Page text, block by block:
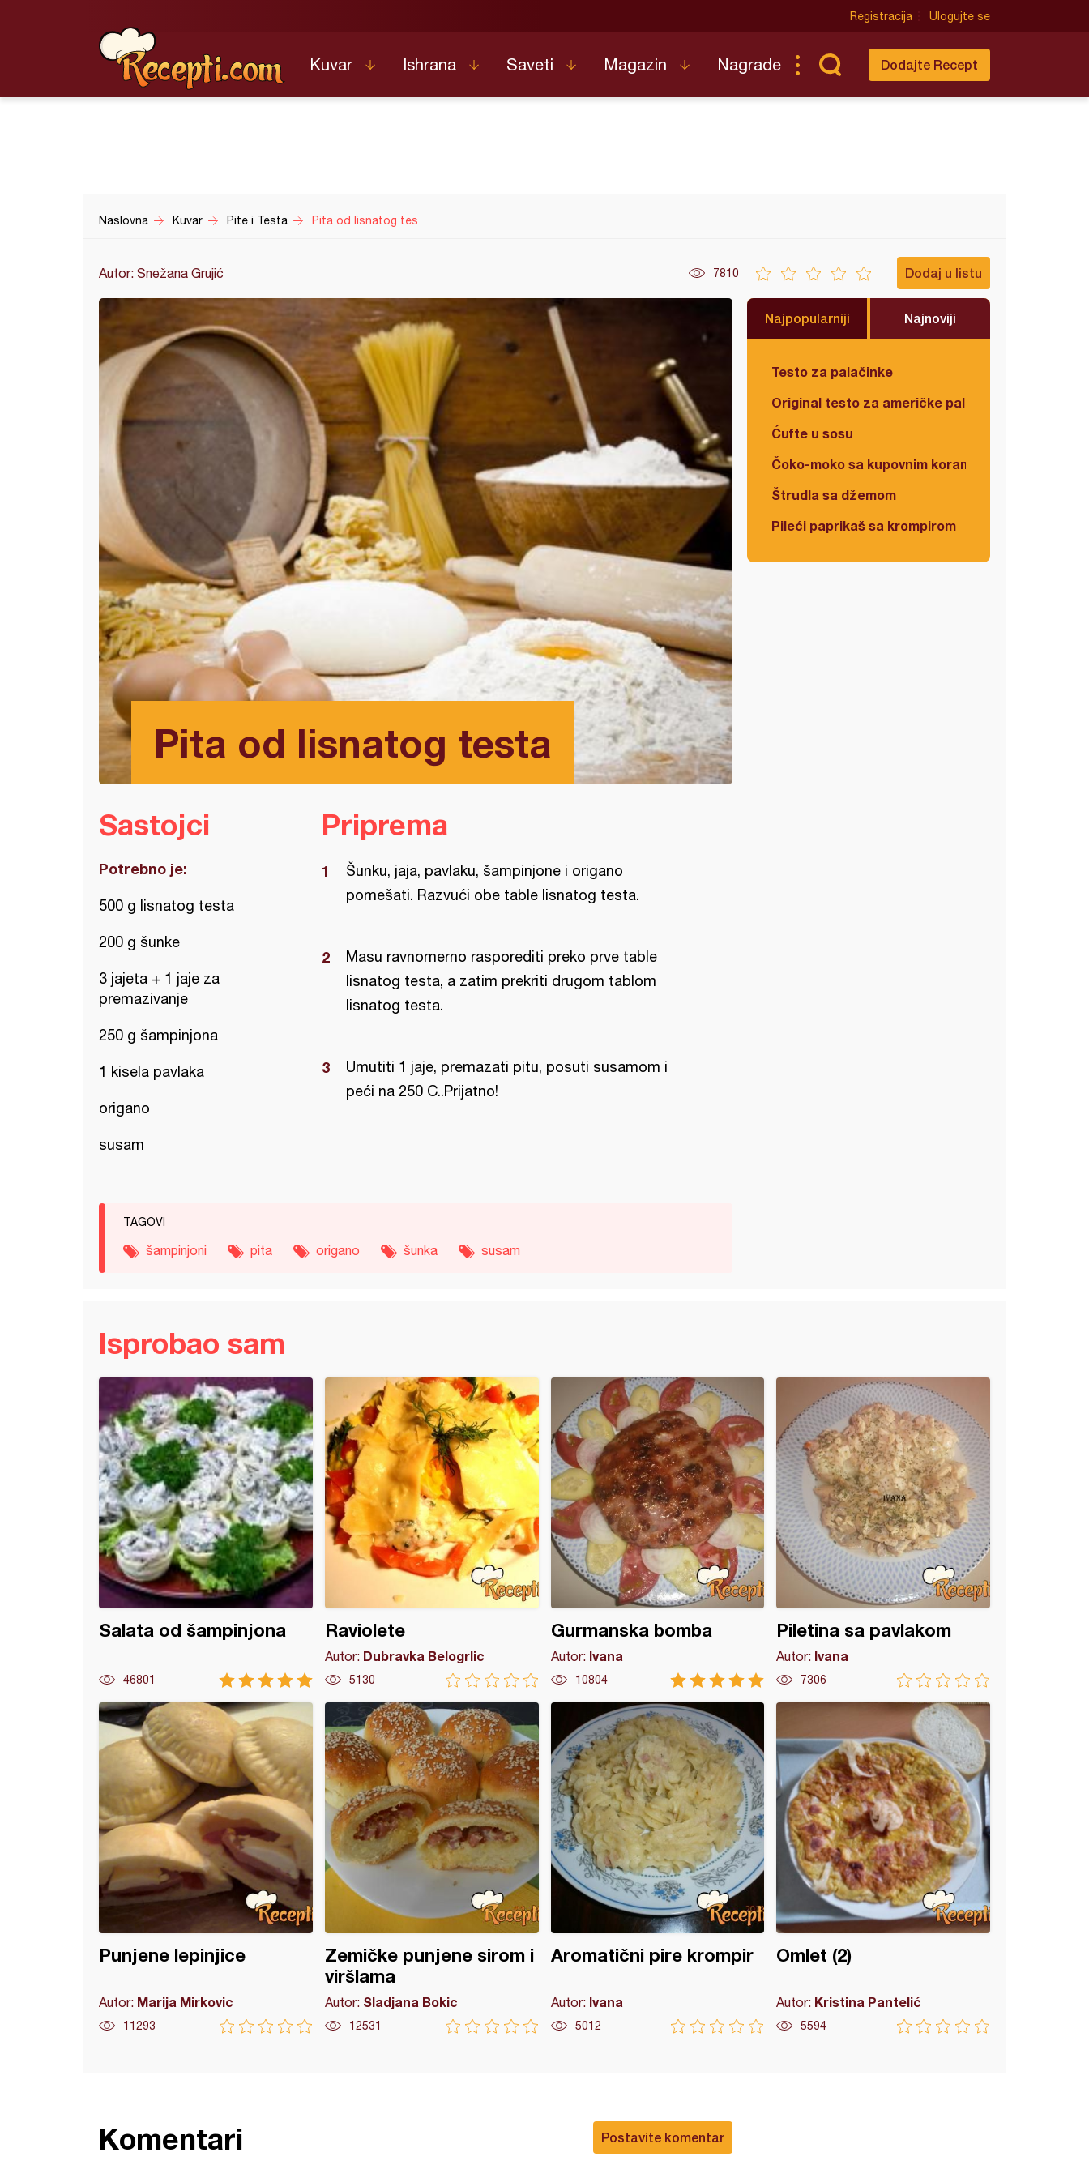
Registracija Ulogujte se
Kuvar Ishrana Saveti Magazin Nagrade Dodajte Recept
Naslovna Kuvar Pite i Testa Pita od lisnatog tes
Autor: Snežana Grujić 7810 Dodaj u listu
Pita od lisnatog testa
Najpopularniji Najnoviji
Testo za palačinke
Original testo za američke palačinke
Ćufte u sosu
Čoko-moko sa kupovnim korama
Štrudla sa džemom
Pileći paprikaš sa krompirom
Sastojci
Potrebno je:
500 g lisnatog testa
200 g šunke
3 jajeta + 1 jaje za
premazivanje
250 g šampinjona
1 kisela pavlaka
origano
susam
Priprema
Šunku, jaja, pavlaku, šampinjone i origano
pomešati. Razvući obe table lisnatog testa.
Masu ravnomerno rasporediti preko prve table
lisnatog testa, a zatim prekriti drugom tablom
lisnatog testa.
Umutiti 1 jaje, premazati pitu, posuti susamom i
peći na 250 C..Prijatno!
TAGOVI
šampinjoni pita origano šunka susam
Isprobao sam
Salata od šampinjona
46801
Raviolete
Autor: Dubravka Belogrlic
5130
Gurmanska bomba
Autor: Ivana
10804
Piletina sa pavlakom
Autor: Ivana
7306
Punjene lepinjice
Autor: Marija Mirkovic
11293
Zemičke punjene sirom i
viršlama
Autor: Sladjana Bokic
12531
Aromatični pire krompir
Autor: Ivana
5012
Omlet (2)
Autor: Kristina Pantelić
5594
Postavite komentar
Komentari